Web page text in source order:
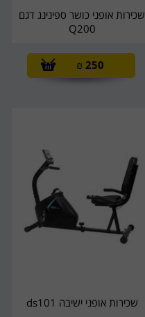
שכירות אופני כושר ספינינג דגם
Q200
250
₪
שכירות אופני ישיבה ds101